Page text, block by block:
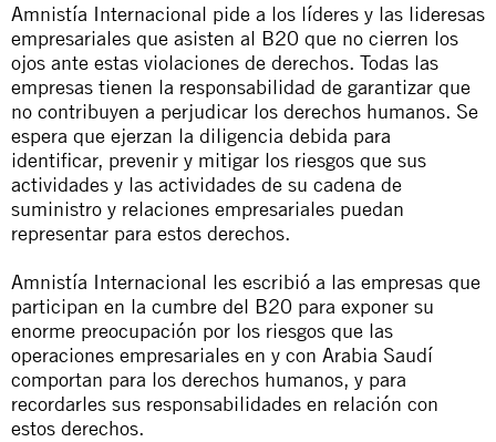
Amnistía Internacional pide a los líderes y las lideresas
empresariales que asisten al B20 que no cierren los
ojos ante estas violaciones de derechos. Todas las
empresas tienen la responsabilidad de garantizar que
no contribuyen a perjudicar los derechos humanos. Se
espera que ejerzan la diligencia debida para
identificar, prevenir y mitigar los riesgos que sus
actividades y las actividades de su cadena de
suministro y relaciones empresariales puedan
representar para estos derechos.
Amnistía Internacional les escribió a las empresas que
participan en la cumbre del B20 para exponer su
enorme preocupación por los riesgos que las
operaciones empresariales en y con Arabia Saudí
comportan para los derechos humanos, y para
recordarles sus responsabilidades en relación con
estos derechos.